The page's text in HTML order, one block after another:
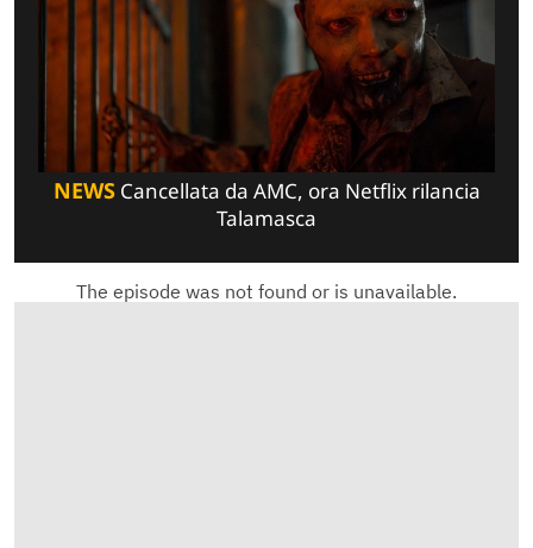
NEWSCancellata da AMC, ora Netflix rilancia
Talamasca